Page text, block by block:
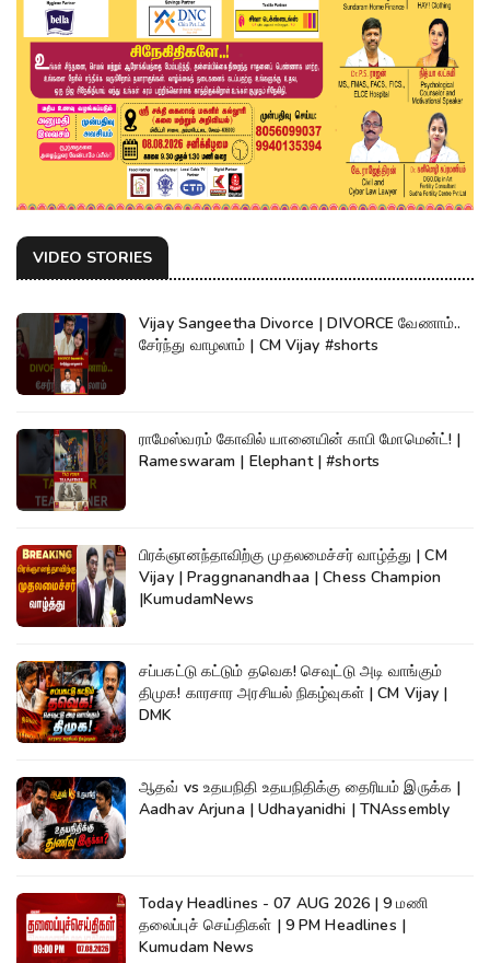
VIDEO STORIES
Vijay Sangeetha Divorce | DIVORCE வேணாம்..
சேர்ந்து வாழலாம் | CM Vijay #shorts
ராமேஸ்வரம் கோவில் யானையின் காபி மோமென்ட்! |
Rameswaram | Elephant | #shorts
பிரக்ஞானந்தாவிற்கு முதலமைச்சர் வாழ்த்து | CM
Vijay | Praggnanandhaa | Chess Champion
|KumudamNews
சப்பகட்டு கட்டும் தவெக! செவுட்டு அடி வாங்கும்
திமுக! காரசார அரசியல் நிகழ்வுகள் | CM Vijay |
DMK
ஆதவ் vs உதயநிதி உதயநிதிக்கு தைரியம் இருக்க |
Aadhav Arjuna | Udhayanidhi | TNAssembly
Today Headlines - 07 AUG 2026 | 9 மணி
தலைப்புச் செய்திகள் | 9 PM Headlines |
Kumudam News